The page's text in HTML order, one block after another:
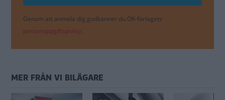
Genom att anmäla dig godkänner du OK-förlagets
personuppgiftspolicy.
MER FRÅN VI BILÄGARE